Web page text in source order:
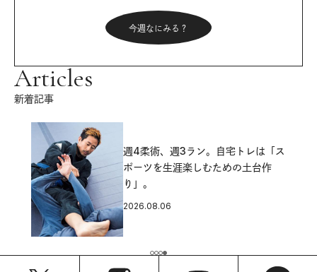
今週なにみる？
Articles
新着記事
週4柔術、週3ラン。自宅トレは「ス
ポーツを生涯楽しむための土台作
り」。
2026.08.06